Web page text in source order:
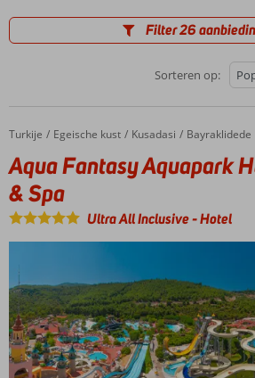
Filter 26
Sorteren op:
Home
Turkije Egeische kust Kusadasi Bayraklidede
Aqua Fantasy Aquapark Hotel & Spa
Aqua Fantasy Aquapark
& Spa
Ultra All Inclusive-Hotel